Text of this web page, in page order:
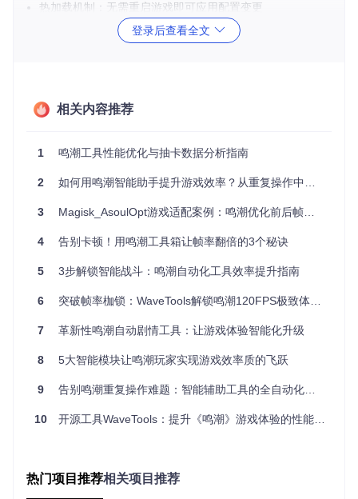
热加载机制：无需重启游戏即可应用配置变更
版本兼容性：支持游戏版本1.0.0至1.0.24
三、创新方案：三步式部署与配置流程
解决方案：
# 克隆项目仓库
git
clone https://gitcode.com/GitHub_Trending/wu/wuwa-mod
# 定位游戏Pak目录（典型路径）
"Wuthering Waves\Wuthering Waves
# 创建模组目录（若不存在）
mkdir
效果验证：执行ls ~mod应显示空目录或已有模组文件
3.2 模块选择决策树
├─ 是 → 选择"战斗强化模块组"
├─ 否 → 侧重探索体验？
登录后查看全文
相关内容推荐
1 鸣潮工具性能优化与抽卡数据分析指南
2 如何用鸣潮智能助手提升游戏效率？从重复操作中解放双手的完整指南
3 Magisk_AsoulOpt游戏适配案例：鸣潮优化前后帧率对比
4 告别卡顿！用鸣潮工具箱让帧率翻倍的3个秘诀
5 3步解锁智能战斗：鸣潮自动化工具效率提升指南
6 突破帧率枷锁：WaveTools解锁鸣潮120FPS极致体验全指南
7 革新性鸣潮自动剧情工具：让游戏体验智能化升级
8 5大智能模块让鸣潮玩家实现游戏效率质的飞跃
9 告别鸣潮重复操作难题：智能辅助工具的全自动化解决方案
10 开源工具WaveTools：提升《鸣潮》游戏体验的性能优化方案
热门项目推荐相关项目推荐